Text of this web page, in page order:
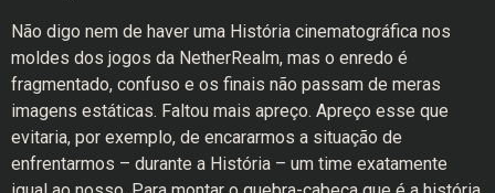
Não digo nem de haver uma História cinematográfica nos
moldes dos jogos da NetherRealm, mas o enredo é
fragmentado, confuso e os finais não passam de meras
imagens estáticas. Faltou mais apreço. Apreço esse que
evitaria, por exemplo, de encararmos a situação de
enfrentarmos – durante a História – um time exatamente